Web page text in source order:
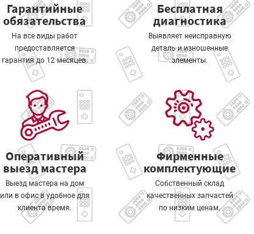
Гарантийные
обязательства
На все виды работ
предоставляется
гарантия до 12 месяцев.
Бесплатная
диагностика
Выявляет неисправную
деталь и изношенные
элементы.
Оперативный
выезд мастера
Выезд мастера на дом
или в офис в удобное для
клиента время.
Фирменные
комплектующие
Собственный склад
качественных запчастей
по низким ценам.